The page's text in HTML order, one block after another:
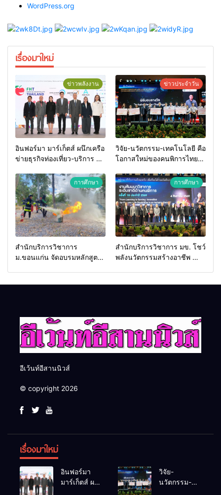
WordPress.org
เรื่องมาใหม่
ข่าวพลังงาน
อินฟอร์มา มาร์เก็ตส์ ผนึกเครือ
ข่ายธุรกิจท่องเที่ยว-บริการ จัด
2026 เชื่อม 4 งานใหญ่ สร้าง
โอกาสธุรกิจครบวงจร ด้วย
ครับ
ข่าวประจำวัน
วิจัย-นวัตกรรม-เทคโนโลยี คือ
โอกาสใหม่ของคนพิการไทย
ประเทศ
การศึกษา
สำนักบริการวิชาการ
ม.ขอนแก่น จัดอบรมหลักสูตร
การศึกษา
สำนักบริการวิชาการ มข. โชว์
พลังนวัตกรรมสร้างอาชีพ นำ
อีเว้นท์อีสานนิวส์
© copyright 2026
เรื่องมาใหม่
อินฟอร์มา
มาร์เก็ตส์ ผนึก
วิจัย-
นวัตกรรม-